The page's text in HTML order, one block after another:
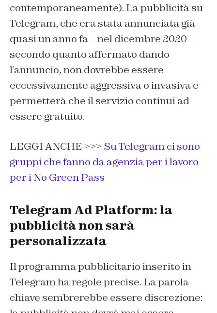
contemporaneamente). La pubblicità su
Telegram, che era stata annunciata già
quasi un anno fa – nel dicembre 2020 –
secondo quanto affermato dando
l’annuncio, non dovrebbe essere
eccessivamente aggressiva o invasiva e
permetterà che il servizio continui ad
essere gratuito.
LEGGI ANCHE >>> Su Telegram ci sono
gruppi che fanno da agenzia per i lavoro
per i No Green Pass
Telegram Ad Platform: la
pubblicità non sarà
personalizzata
Il programma pubblicitario inserito in
Telegram ha regole precise. La parola
chiave sembrerebbe essere discrezione: